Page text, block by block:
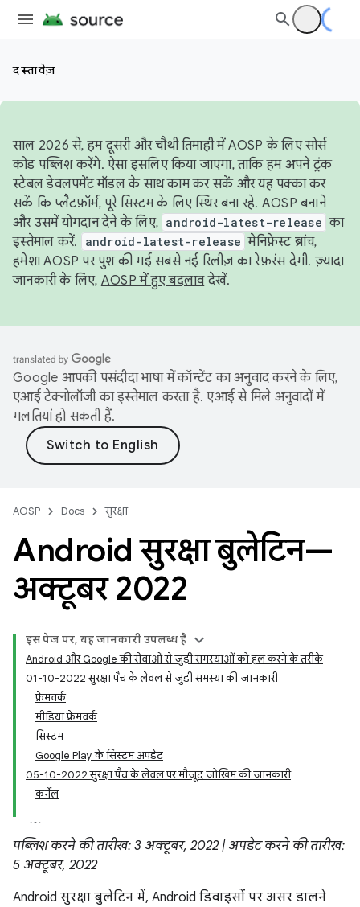
दस्तावेज़
साल 2026 से, हम दूसरी और चौथी तिमाही में AOSP के लिए सोर्स
कोड पब्लिश करेंगे. ऐसा इसलिए किया जाएगा, ताकि हम अपने ट्रंक
स्टेबल डेवलपमेंट मॉडल के साथ काम कर सकें और यह पक्का कर
सकें कि प्लैटफ़ॉर्म, पूरे सिस्टम के लिए स्थिर बना रहे. AOSP बनाने
और उसमें योगदान देने के लिए, android-latest-release का
इस्तेमाल करें.
android-latest-release मेनिफ़ेस्ट ब्रांच,
हमेशा AOSP पर पुश की गई सबसे नई रिलीज़ का रेफ़रंस देगी. ज़्यादा
जानकारी के लिए, AOSP में हुए बदलावदेखें.
Google आपकी पसंदीदा भाषा में कॉन्टेंट का अनुवाद करने के लिए,
एआई टेक्नोलॉजी का इस्तेमाल करता है. एआई से मिले अनुवादों में
गलतियां हो सकती हैं.
AOSP Docs सुरक्षा
Android सुरक्षा बुलेटिन—
अक्टूबर 2022
इस पेज पर, यह जानकारी उपलब्ध है
Android और Google की सेवाओं से जुड़ी समस्याओं को हल करने के तरीके
01-10-2022 सुरक्षा पैच के लेवल से जुड़ी समस्या की जानकारी
फ़्रेमवर्क
मीडिया फ़्रेमवर्क
सिस्टम
Google Play के सिस्टम अपडेट
05-10-2022 सुरक्षा पैच के लेवल पर मौजूद जोखिम की जानकारी
कर्नेल
पब्लिश करने की तारीख: 3 अक्टूबर, 2022 | अपडेट करने की तारीख:
5 अक्टूबर, 2022
Android सुरक्षा बुलेटिन में, Android डिवाइसों पर असर डालने